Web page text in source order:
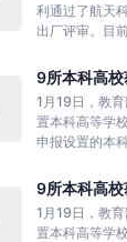
利通过了航天
出厂评审。目
9所本科高
1月19日，教
置本科高等学
申报设置的本
9所本科高
1月19日，教
置本科高等学